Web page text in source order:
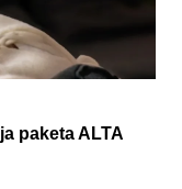
paketa ALTA